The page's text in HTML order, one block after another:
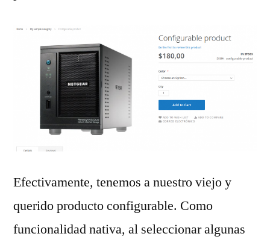
Efectivamente, tenemos a nuestro viejo y
querido producto configurable. Como
funcionalidad nativa, al seleccionar algunas